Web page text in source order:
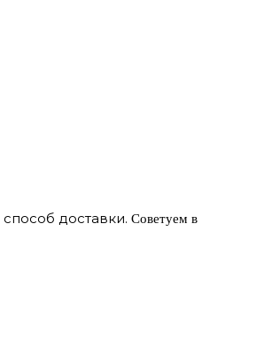
способ доставки. Советуем в